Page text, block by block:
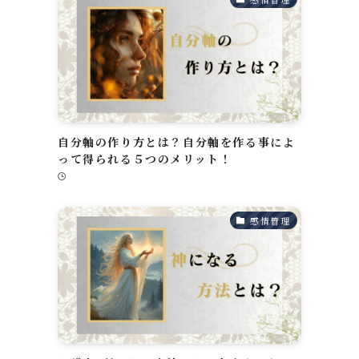
自分軸の作り方とは？自分軸を作る事によ
って得られる５つのメリット！
感情管理